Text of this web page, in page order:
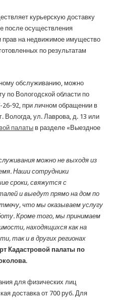
курьерскую доставку
после осуществления
прав на недвижимое имущество
по результатам
обслуживанию, можно
по Вологодской области по
92, при личном обращении в
Вологда, ул. Лаврова, д. 13 или
палаты в разделе «Выездное
можно не выходя из
Наши сотрудники
сроки, свяжутся с
и выедут прямо на дом по
что мы оказываем услугу
Кроме того, мы принимаем
находящихся как на
так и в других регионах
Кадастровой палаты по
.
для физических лиц
доставка от 700 руб. Для